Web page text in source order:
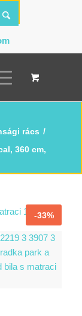
rács /
360 cm,
-33%